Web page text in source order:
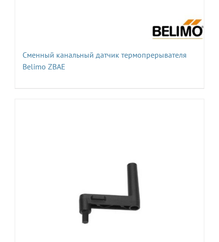
Сменный канальный датчик термопрерывателя
Belimo ZBAE